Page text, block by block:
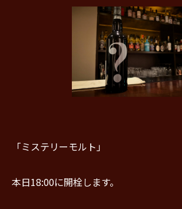
「ミステリーモルト」
本日18:00に開栓します。